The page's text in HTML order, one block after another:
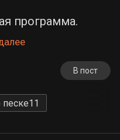
программа.
В пост
песке11